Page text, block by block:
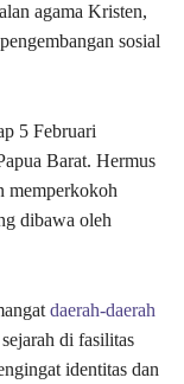
agama Kristen,
sosial
5 Februari
Barat. Hermus
memperkokoh
dibawa oleh
daerah-daerah
di fasilitas
identitas dan